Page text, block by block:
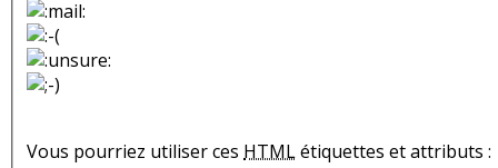
Vous pourriez utiliser ces HTMLétiquettes et attributs :